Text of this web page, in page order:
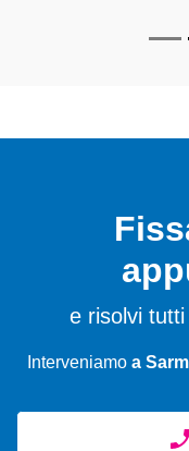
e risolvi
Interveniamo a